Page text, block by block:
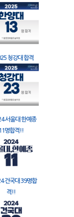
청강대 합격
서울대 한예종
11명합격!!
건국대 39명합
격!!